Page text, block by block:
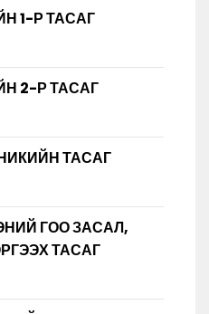
1-Р ТАСАГ
2-Р ТАСАГ
ТАСАГ
ГОО ЗАСАЛ,
ТАСАГ